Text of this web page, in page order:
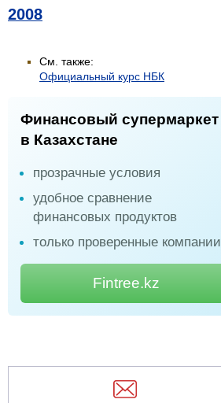
2008
См. также:
Официальный курс НБК
Финансовый супермаркет
в Казахстане
прозрачные условия
удобное сравнение
финансовых продуктов
только проверенные компании
Fintree.kz